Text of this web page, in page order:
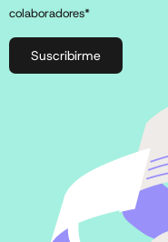
colaboradores*
Suscribirme